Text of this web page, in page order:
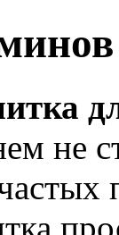
не